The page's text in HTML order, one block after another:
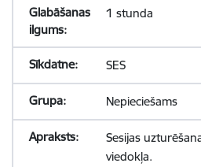
1 stunda
SES
Nepieciešams
Sesijas
viedokļa.